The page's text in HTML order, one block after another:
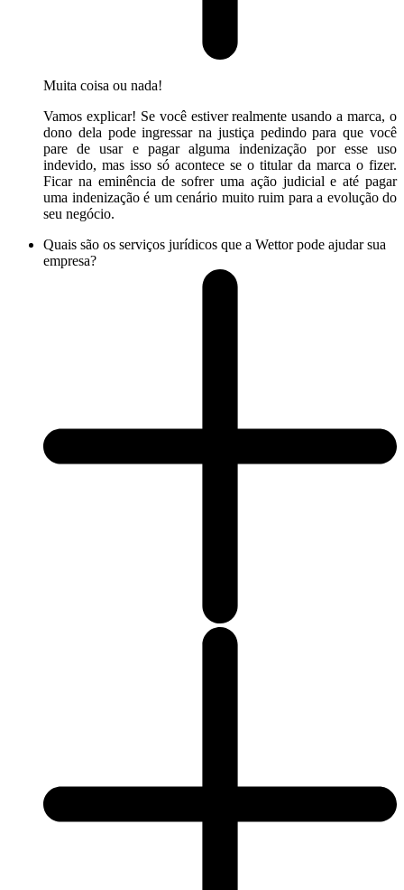
Muita coisa ou nada!
Vamos explicar! Se você estiver realmente usando a marca, o
dono dela pode ingressar na justiça pedindo para que você
pare de usar e pagar alguma indenização por esse uso
indevido, mas isso só acontece se o titular da marca o fizer.
Ficar na eminência de sofrer uma ação judicial e até pagar
uma indenização é um cenário muito ruim para a evolução do
seu negócio.
Quais são os serviços jurídicos que a Wettor pode ajudar sua
empresa?